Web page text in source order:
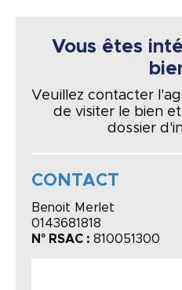
Vous êtes
Veuillez contacter
de visiter le bien
dossier
CONTACT
Benoit Merlet
0143681818
N° RSAC : 810051300